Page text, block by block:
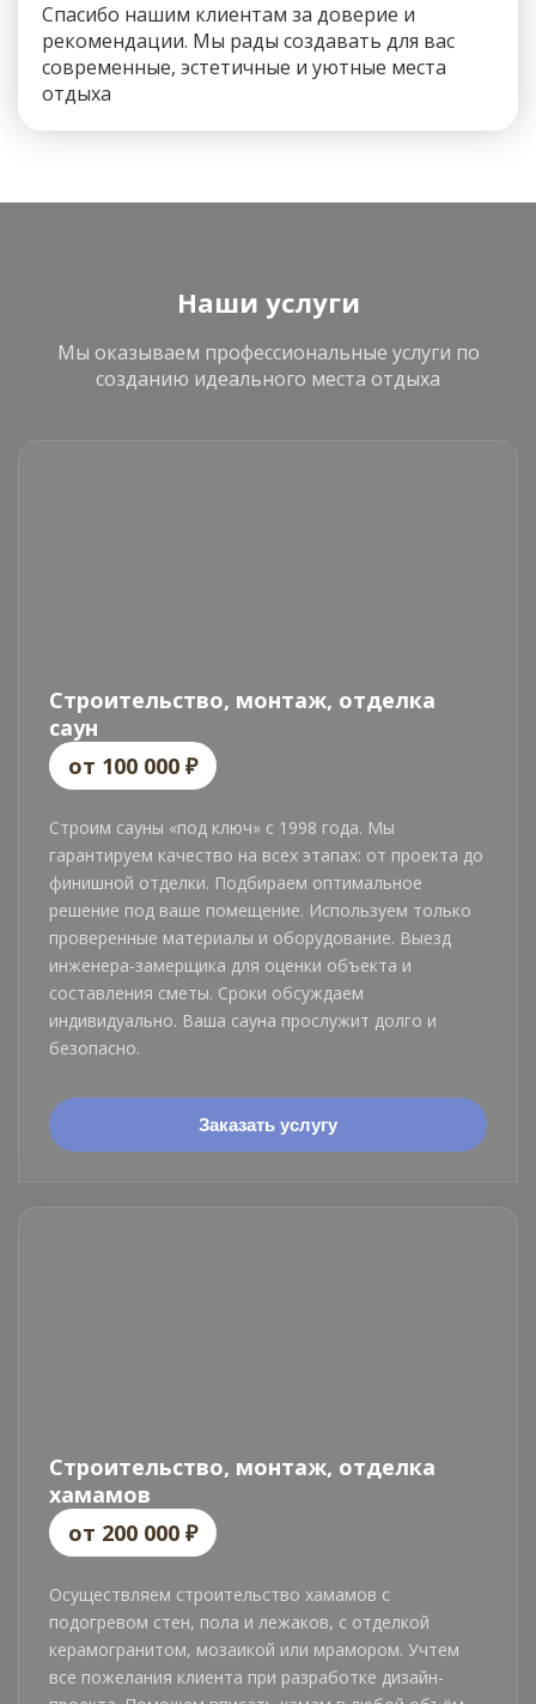
Спасибо нашим клиентам за доверие и
рекомендации. Мы рады создавать для вас
современные, эстетичные и уютные места
отдыха
Наши услуги
Мы оказываем профессиональные услуги по
созданию идеального места отдыха
Строительство, монтаж, отделка
саун
от 100 000 ₽
Строим сауны «под ключ» с 1998 года. Мы
гарантируем качество на всех этапах: от проекта до
финишной отделки. Подбираем оптимальное
решение под ваше помещение. Используем только
проверенные материалы и оборудование. Выезд
инженера-замерщика для оценки объекта и
составления сметы. Сроки обсуждаем
индивидуально. Ваша сауна прослужит долго и
безопасно.
Заказать услугу
Строительство, монтаж, отделка
хамамов
от 200 000 ₽
Осуществляем строительство хамамов с
подогревом стен, пола и лежаков, с отделкой
керамогранитом, мозаикой или мрамором. Учтем
все пожелания клиента при разработке дизайн-